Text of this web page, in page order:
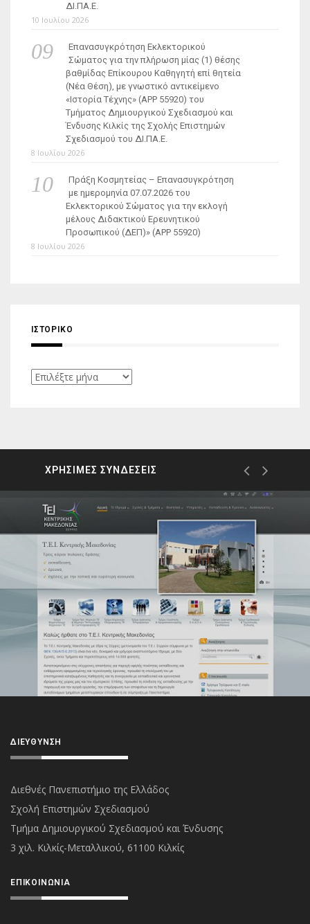
ΔΙ.ΠΑ.Ε.
10 Ιουλίου 2026
Επανασυγκρότηση Εκλεκτορικού
Σώματος για την πλήρωση μίας (1) θέσης
βαθμίδας Επίκουρου Καθηγητή επί θητεία
(Νέα Θέση), με γνωστικό αντικείμενο
«Ιστορία Τέχνης» (ΑΡΡ 55920) του
Τμήματος Δημιουργικού Σχεδιασμού και
Ένδυσης Κιλκίς της Σχολής Επιστημών
Σχεδιασμού του ΔΙ.ΠΑ.Ε.
8 Ιουλίου 2026
Πράξη Κοσμητείας – Επανασυγκρότηση
με ημερομηνία 07.07.2026 του
Εκλεκτορικού Σώματος για την εκλογή
μέλους Διδακτικού Ερευνητικού
Προσωπικού (ΔΕΠ)» (APP 55920)
8 Ιουλίου 2026
ΙΣΤΟΡΙΚΌ
Ιστορικό
ΧΡΗΣΙΜΕΣ ΣΥΝΔΕΣΕΙΣ
ΔΙΕΎΘΥΝΣΗ
Διεθνές Πανεπιστήμιο της Ελλάδος
Σχολή Επιστημών Σχεδιασμού
Τμήμα Δημιουργικού Σχεδιασμού και Ένδυσης
3 χιλ. Κιλκίς-Μεταλλικού, 61100 Κιλκίς
ΕΠΙΚΟΙΝΩΝΊΑ